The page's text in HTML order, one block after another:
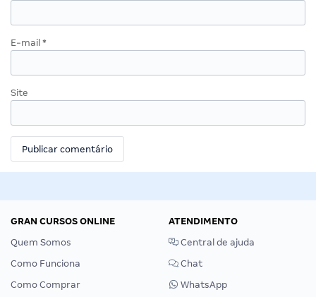
E-mail *
Site
GRAN CURSOS ONLINE
Quem Somos
Como Funciona
Como Comprar
ATENDIMENTO
Central de ajuda
Chat
WhatsApp